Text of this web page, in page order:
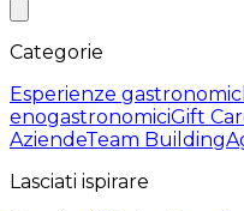
Categorie
Esperienze
enogastronomiciGift
AziendeTeam Building
Lasciati ispirare